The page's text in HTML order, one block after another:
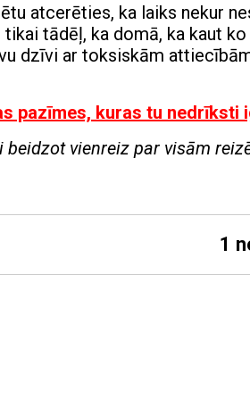
atcerēties, ka laiks nekur
tādēļ, ka domā, ka kaut
dzīvi ar toksiskām
pazīmes, kuras tu nedrīksti
beidzot vienreiz par visām
1